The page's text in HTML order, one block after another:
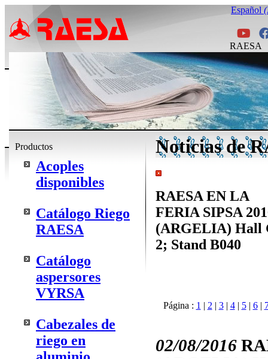
Español
RAESA
Productos
Acoples
disponibles
Catálogo Riego
RAESA
Catálogo
aspersores
VYRSA
Cabezales de
riego en
Noticias de
RAESA EN LA
FERIA SIPSA
(ARGELIA) Hall
2; Stand B040
Página : 1 | 2 | 3| 4| 5| 6|
02/08/2016